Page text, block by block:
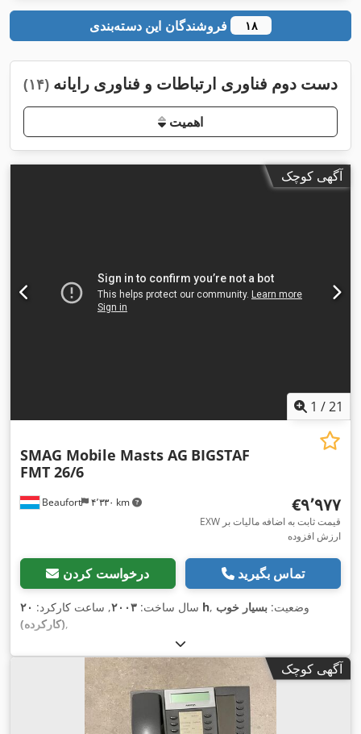
فروشندگان این دسته‌بندی ۱۸
دست دوم فناوری ارتباطات و فناوری رایانه (۱۴)
اهمیت
آگهی کوچک
1 /21
Beaufort ۴٬۳۳۰ km
SMAG Mobile Masts AG BIGSTAF
FMT 26/6
‎€۹٬۹۷۷
EXW قیمت ثابت به اضافه مالیات بر
ارزش افزوده
درخواست کردن تماس بگیرید
سال ساخت: ۲۰۰۳, ساعت کارکرد: ۲۰ h , وضعیت: بسیار خوب
(کارکرده),
آگهی کوچک